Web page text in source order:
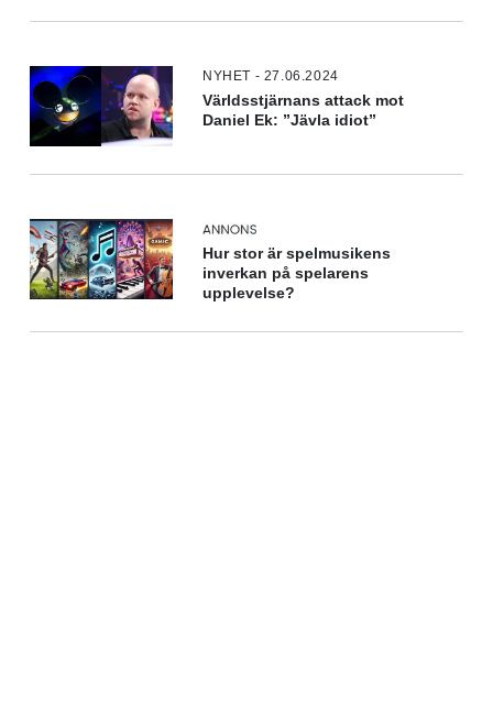
NYHET - 27.06.2024
Världsstjärnans attack mot
Daniel Ek: ”Jävla idiot”
Hur stor är spelmusikens
inverkan på spelarens
upplevelse?